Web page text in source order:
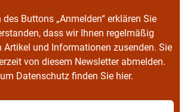
Buttons „Anmelden“ erklären Sie
dass wir Ihnen regelmäßig
Artikel und Informationen zusenden. Sie
von diesem Newsletter abmelden.
Datenschutz finden Sie hier.